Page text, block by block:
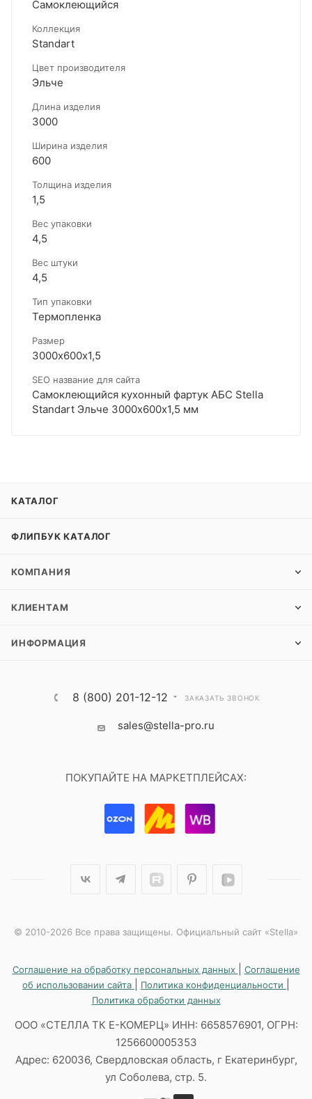
Самоклеющийся
Коллекция
Standart
Цвет производителя
Эльче
Длина изделия
3000
Ширина изделия
600
Толщина изделия
1,5
Вес упаковки
4,5
Вес штуки
4,5
Тип упаковки
Термопленка
Размер
3000х600х1,5
SEO название для сайта
Самоклеющийся кухонный фартук АБС Stella
Standart Эльче 3000х600х1,5 мм
КАТАЛОГ
ФЛИПБУК КАТАЛОГ
КОМПАНИЯ
КЛИЕНТАМ
ИНФОРМАЦИЯ
8 (800) 201-12-12 ЗАКАЗАТЬ ЗВОНОК
sales@stella-pro.ru
ПОКУПАЙТЕ НА МАРКЕТПЛЕЙСАХ:
© 2010-2026 Все права защищены. Официальный сайт «Stella»
Соглашение на обработку персональных данных
Соглашение
об использовании сайта
Политика конфиденциальности
Политика обработки данных
ООО «СТЕЛЛА ТК Е-КОМЕРЦ» ИНН: 6658576901, ОГРН:
1256600005353
Адрес: 620036, Свердловская область, г Екатеринбург,
ул Соболева, стр. 5.